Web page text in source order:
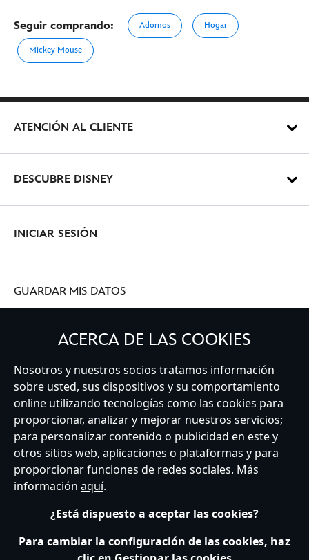
Seguir comprando: Adornos Hogar
Mickey Mouse
ATENCIÓN AL CLIENTE
DESCUBRE DISNEY
INICIAR SESIÓN
GUARDAR MIS DATOS
Spain
Atención al Cliente Términos de Uso
Buscador de Tiendas
Mapa del Sitio
Política de Privacidad
Política de Cookies
Sobre Privacidad en la UE
Términos y Condiciones Generales
Gestionar su configuración de cookies
s172 Statements
Accessibility
© Disney © Disney•Pixar © & ™ Lucasfilm LTD © Marvel. Todos los derechos
ACERCA DE LAS COOKIES
Nosotros y nuestros socios tratamos información
sobre usted, sus dispositivos y su comportamiento
online utilizando tecnologías como las cookies para
proporcionar, analizar y mejorar nuestros servicios;
para personalizar contenido o publicidad en este y
otros sitios web, aplicaciones o plataformas y para
proporcionar funciones de redes sociales. Más
información aquí.
¿Está dispuesto a aceptar las cookies?
Para cambiar la configuración de las cookies, haz